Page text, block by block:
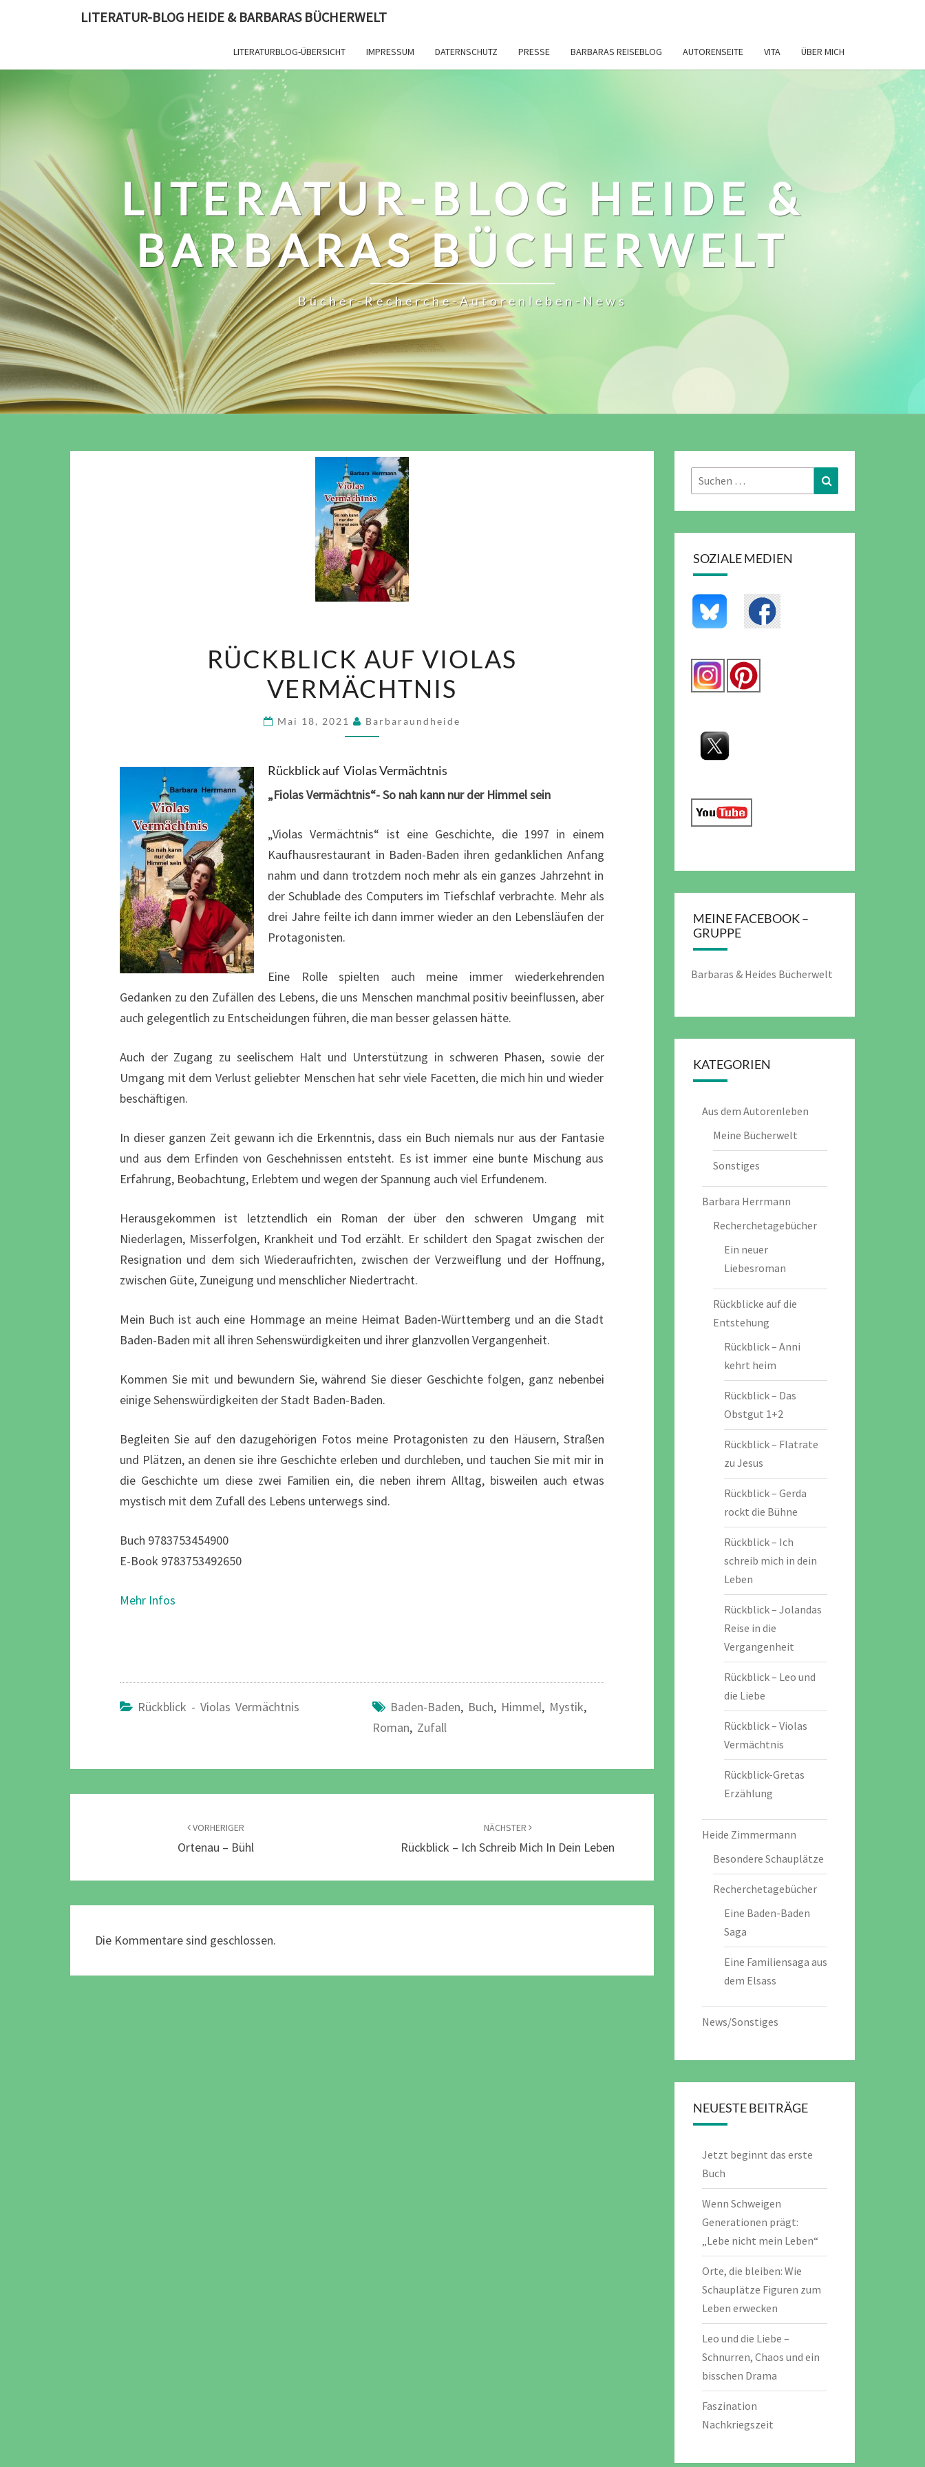
LITERATUR-BLOG HEIDE & BARBARAS BÜCHERWELT
LITERATURBLOG-ÜBERSICHT IMPRESSUM DATERNSCHUTZ PRESSE BARBARAS REISEBLOG AUTORENSEITE VITA ÜBER MICH
LITERATUR-BLOG HEIDE &
BARBARAS BÜCHERWELT
Bücher-Recherche-Autorenleben-News
AUF
VIOLAS
VERMÄCHTNIS
RÜCKBLICK AUF VIOLAS
VERMÄCHTNIS
Mai 18, 2021 Barbaraundheide
Rückblick auf Violas Vermächtnis
„Fiolas Vermächtnis“- So nah kann nur der Himmel sein
„Violas Vermächtnis“ ist eine Geschichte, die 1997 in einem
Kaufhausrestaurant in Baden-Baden ihren gedanklichen Anfang
nahm und dann trotzdem noch mehr als ein ganzes Jahrzehnt in
der Schublade des Computers im Tiefschlaf verbrachte. Mehr als
drei Jahre feilte ich dann immer wieder an den Lebensläufen der
Protagonisten.
Eine Rolle spielten auch meine immer wiederkehrenden
Gedanken zu den Zufällen des Lebens, die uns Menschen manchmal positiv beeinflussen, aber
auch gelegentlich zu Entscheidungen führen, die man besser gelassen hätte.
Auch der Zugang zu seelischem Halt und Unterstützung in schweren Phasen, sowie der
Umgang mit dem Verlust geliebter Menschen hat sehr viele Facetten, die mich hin und wieder
beschäftigen.
In dieser ganzen Zeit gewann ich die Erkenntnis, dass ein Buch niemals nur aus der Fantasie
und aus dem Erfinden von Geschehnissen entsteht. Es ist immer eine bunte Mischung aus
Erfahrung, Beobachtung, Erlebtem und wegen der Spannung auch viel Erfundenem.
Herausgekommen ist letztendlich ein Roman der über den schweren Umgang mit
Niederlagen, Misserfolgen, Krankheit und Tod erzählt. Er schildert den Spagat zwischen der
Resignation und dem sich Wiederaufrichten, zwischen der Verzweiflung und der Hoffnung,
zwischen Güte, Zuneigung und menschlicher Niedertracht.
Mein Buch ist auch eine Hommage an meine Heimat Baden-Württemberg und an die Stadt
Baden-Baden mit all ihren Sehenswürdigkeiten und ihrer glanzvollen Vergangenheit.
Kommen Sie mit und bewundern Sie, während Sie dieser Geschichte folgen, ganz nebenbei
einige Sehenswürdigkeiten der Stadt Baden-Baden.
Begleiten Sie auf den dazugehörigen Fotos meine Protagonisten zu den Häusern, Straßen
und Plätzen, an denen sie ihre Geschichte erleben und durchleben, und tauchen Sie mit mir in
die Geschichte um diese zwei Familien ein, die neben ihrem Alltag, bisweilen auch etwas
mystisch mit dem Zufall des Lebens unterwegs sind.
Buch 9783753454900
E-Book 9783753492650
Mehr Infos
Rückblick - Violas Vermächtnis Baden-Baden, Buch, Himmel, Mystik,
Roman, Zufall
VORHERIGER
Ortenau – Bühl
NÄCHSTER
Rückblick – Ich Schreib Mich In Dein Leben
Die Kommentare sind geschlossen.
Suchen
nach:
SOZIALE MEDIEN
MEINE FACEBOOK –
GRUPPE
Barbaras & Heides Bücherwelt
KATEGORIEN
Aus dem Autorenleben
Meine Bücherwelt
Sonstiges
Barbara Herrmann
Recherchetagebücher
Ein neuer
Liebesroman
Rückblicke auf die
Entstehung
Rückblick – Anni
kehrt heim
Rückblick – Das
Obstgut 1+2
Rückblick – Flatrate
zu Jesus
Rückblick – Gerda
rockt die Bühne
Rückblick – Ich
schreib mich in dein
Leben
Rückblick – Jolandas
Reise in die
Vergangenheit
Rückblick – Leo und
die Liebe
Rückblick – Violas
Vermächtnis
Rückblick-Gretas
Erzählung
Heide Zimmermann
Besondere Schauplätze
Recherchetagebücher
Eine Baden-Baden
Saga
Eine Familiensaga aus
dem Elsass
News/Sonstiges
NEUESTE BEITRÄGE
Jetzt beginnt das erste
Buch
Wenn Schweigen
Generationen prägt:
„Lebe nicht mein Leben“
Orte, die bleiben: Wie
Schauplätze Figuren zum
Leben erwecken
Leo und die Liebe –
Schnurren, Chaos und ein
bisschen Drama
Faszination
Nachkriegszeit